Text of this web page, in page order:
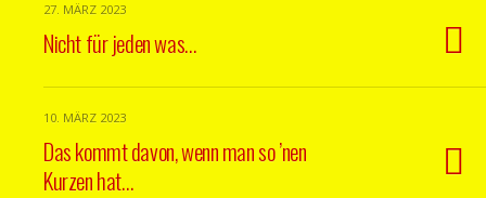
27. MÄRZ 2023
Nicht für jeden was…
10. MÄRZ 2023
Das kommt davon, wenn man so ’nen
Kurzen hat…